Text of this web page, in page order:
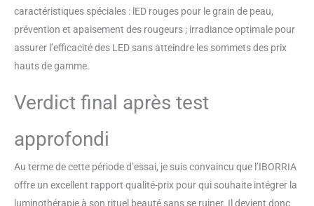
caractéristiques spéciales : lED rouges pour le grain de peau,
prévention et apaisement des rougeurs ; irradiance optimale pour
assurer l’efficacité des LED sans atteindre les sommets des prix
hauts de gamme.
Verdict final après test
approfondi
Au terme de cette période d’essai, je suis convaincu que l’IBORRIA
offre un excellent rapport qualité-prix pour qui souhaite intégrer la
luminothérapie à son rituel beauté sans se ruiner. Il devient donc